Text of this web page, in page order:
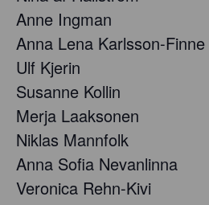
Anne Ingman
Anna Lena Karlsson-Finne
Ulf Kjerin
Susanne Kollin
Merja Laaksonen
Niklas Mannfolk
Anna Sofia Nevanlinna
Veronica Rehn-Kivi